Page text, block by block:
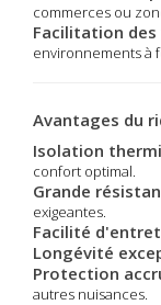
commerces ou
Facilitation
environnements à
Avantages du
Isolation
confort optimal.
Grande
exigeantes.
Facilité
Longévité
Protection
autres nuisances.